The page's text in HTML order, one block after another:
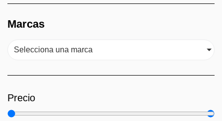
Marcas
Selecciona una marca
Precio